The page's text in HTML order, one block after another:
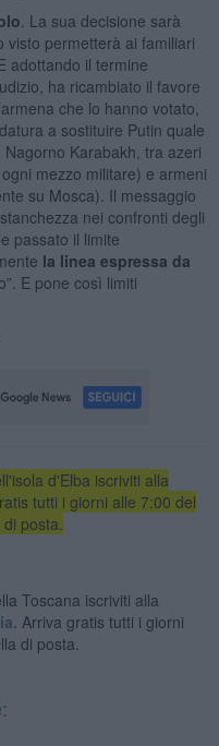
. La sua decisione sarà
visto permetterà ai familiari
adottando il termine
ha ricambiato il favore
che lo hanno votato,
a sostituire Putin quale
Karabakh, tra azeri
mezzo militare) e armeni
su Mosca). Il messaggio
nei confronti degli
passato il limite
la linea espressa da
E pone così limiti
d'Elba iscriviti alla
tutti i giorni alle 7:00 del
posta.
Toscana iscriviti alla
Arriva gratis tutti i giorni
di posta.